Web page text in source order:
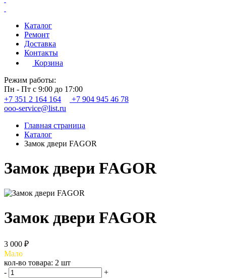
Каталог
Ремонт
Доставка
Контакты
Корзина
Режим работы:
Пн - Пт с 9:00 до 17:00
+7 351 2 164 164
+7 904 945 46 78
ooo-service@list.ru
Главная страница
Каталог
Замок двери FAGOR
Замок двери FAGOR
Замок двери FAGOR
3 000 ₽
Мало
кол-во товара: 2 шт
-
+